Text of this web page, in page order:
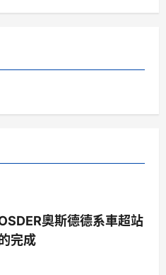
奧斯德德系車超站
完成